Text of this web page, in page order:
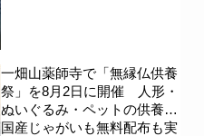
一畑山薬師寺で「無縁仏供養
祭」を8月2日に開催 人形・
ぬいぐるみ・ペットの供養、
国産じゃがいも無料配布も実